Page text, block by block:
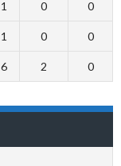
1 0 0
1 0 0
6 2 0